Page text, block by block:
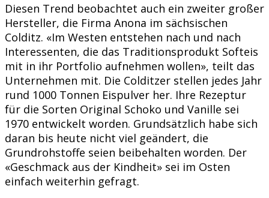
Diesen Trend beobachtet auch ein zweiter großer
Hersteller, die Firma Anona im sächsischen
Colditz. «Im Westen entstehen nach und nach
Interessenten, die das Traditionsprodukt Softeis
mit in ihr Portfolio aufnehmen wollen», teilt das
Unternehmen mit. Die Colditzer stellen jedes Jahr
rund 1000 Tonnen Eispulver her. Ihre Rezeptur
für die Sorten Original Schoko und Vanille sei
1970 entwickelt worden. Grundsätzlich habe sich
daran bis heute nicht viel geändert, die
Grundrohstoffe seien beibehalten worden. Der
«Geschmack aus der Kindheit» sei im Osten
einfach weiterhin gefragt.